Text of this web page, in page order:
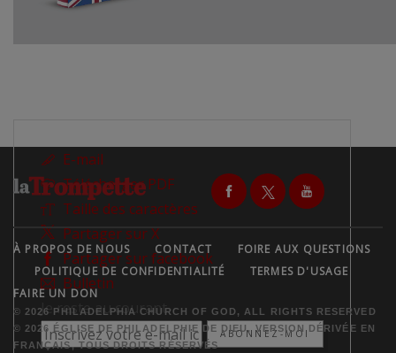
E-mail
Télécharger PDF
Taille des caractères
Partager sur X
Partager sur facebook
Bulletin
Je reste au courant
ABONNEZ-MOI
À PROPOS DE NOUS CONTACT
FOIRE AUX QUESTIONS
POLITIQUE DE CONFIDENTIALITÉ
TERMES D'USAGE
FAIRE UN DON
© 2026 PHILADELPHIA CHURCH OF GOD, ALL RIGHTS RESERVED
© 2026 ÉGLISE DE PHILADELPHIE DE DIEU, VERSION DÉRIVÉE EN
FRANÇAIS, TOUS DROITS RÉSERVÉS